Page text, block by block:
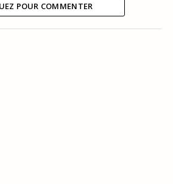
POUR COMMENTER